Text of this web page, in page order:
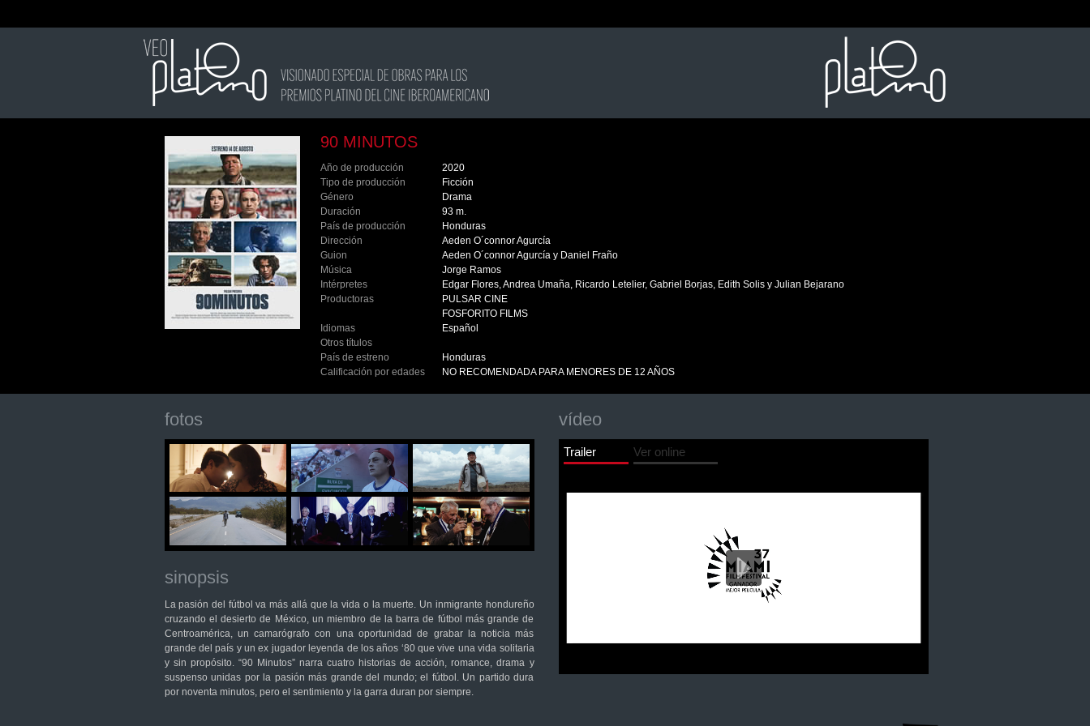
90 MINUTOS
Año de producción
2020
Tipo de producción
Ficción
Género
Drama
Duración
93 m.
País de producción
Honduras
Dirección
Aeden O´connor Agurcía
Guion
Aeden O´connor Agurcía y Daniel Fraño
Música
Jorge Ramos
Intérpretes
Edgar Flores, Andrea Umaña, Ricardo Letelier, Gabriel Borjas, Edith Solis y Julian Bejarano
Productoras
PULSAR CINE
FOSFORITO FILMS
Idiomas
Español
Otros títulos
País de estreno
Honduras
Calificación por edades
NO RECOMENDADA PARA MENORES DE 12 AÑOS
fotos
sinopsis
La pasión del fútbol va más allá que la vida o la muerte. Un inmigrante hondureño
cruzando el desierto de México, un miembro de la barra de fútbol más grande de
Centroamérica, un camarógrafo con una oportunidad de grabar la noticia más
grande del país y un ex jugador leyenda de los años ‘80 que vive una vida solitaria
y sin propósito. “90 Minutos” narra cuatro historias de acción, romance, drama y
suspenso unidas por la pasión más grande del mundo; el fútbol. Un partido dura
por noventa minutos, pero el sentimiento y la garra duran por siempre.
vídeo
Trailer Ver online